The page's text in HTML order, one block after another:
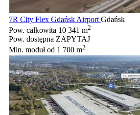
7R City Flex Gdańsk Airport Gdańsk
Pow. całkowita 10 341 m2
Pow. dostępna ZAPYTAJ
Min. modułod 1 700 m2